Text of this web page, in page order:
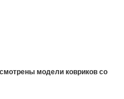
модели ковриков со